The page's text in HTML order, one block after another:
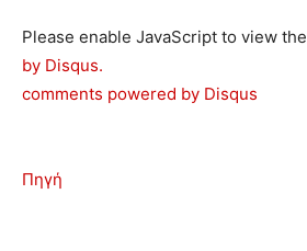
Please enable JavaScript to view the
by Disqus.
comments powered by Disqus
Πηγή